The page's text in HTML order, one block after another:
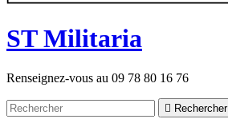
STMilitaria
Renseignez-vous au 09 78 80 16 76
 Rechercher